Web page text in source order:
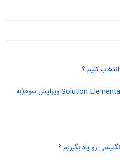
کنیم ؟
دانلود رایگان کتاب Solution Elementary ویرایش سوم(به
رو یاد بگیریم ؟